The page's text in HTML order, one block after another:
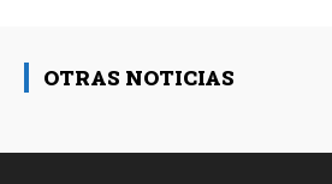
OTRAS NOTICIAS